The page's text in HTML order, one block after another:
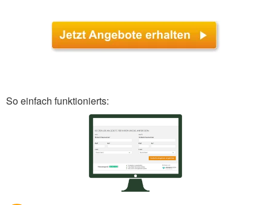
So einfach funktionierts: